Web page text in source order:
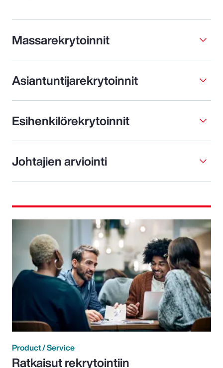
Massarekrytoinnit
Asiantuntijarekrytoinnit
Esihenkilörekrytoinnit
Johtajien arviointi
Product / Service
Ratkaisut rekrytointiin